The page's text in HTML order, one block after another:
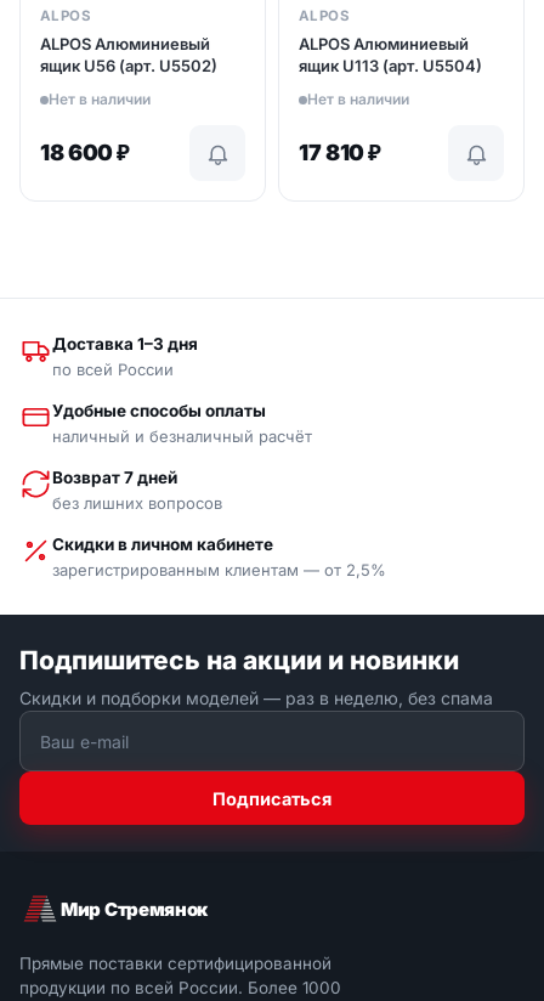
ALPOS
ALPOS Aлюминиевый
ящик U56 (арт. U5502)
Нет в наличии
18 600₽
ALPOS
ALPOS Aлюминиевый
ящик U113 (арт. U5504)
Нет в наличии
17 810₽
Доставка 1–3 дня
по всей России
Удобные способы оплаты
наличный и безналичный расчёт
Возврат 7 дней
без лишних вопросов
Скидки в личном кабинете
зарегистрированным клиентам — от 2,5%
Подпишитесь на акции и новинки
Скидки и подборки моделей — раз в неделю, без спама
Подписаться
Мир Стремянок
Прямые поставки сертифицированной
продукции по всей России. Более 1000